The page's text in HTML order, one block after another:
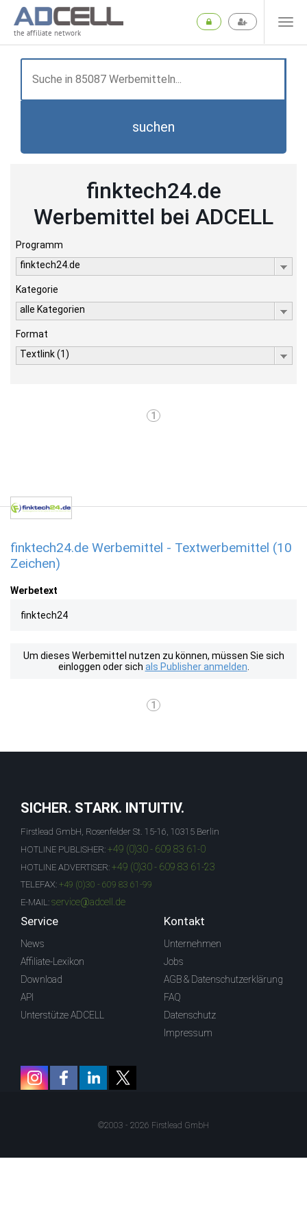
the affiliate network
suchen
finktech24.de
Werbemittel bei ADCELL
Programm
finktech24.de
Kategorie
alle Kategorien
Format
Textlink (1)
1
finktech24.de Werbemittel - Textwerbemittel (10
Zeichen)
Werbetext
finktech24
Um dieses Werbemittel nutzen zu können, müssen Sie sich
einloggen oder sich als Publisher anmelden
1
SICHER. STARK. INTUITIV.
Firstlead GmbH, Rosenfelder St. 15-16, 10315 Berlin
HOTLINE PUBLISHER: +49 (0)30 - 609 83 61-0
HOTLINE ADVERTISER: +49 (0)30 - 609 83 61-23
TELEFAX: +49 (0)30 - 609 83 61-99
E-MAIL: service@adcell.de
Service
News
Affiliate-Lexikon
Download
API
Unterstütze ADCELL
Kontakt
Unternehmen
Jobs
AGB & Datenschutzerklärung
FAQ
Datenschutz
Impressum
©2003 - 2026 Firstlead GmbH